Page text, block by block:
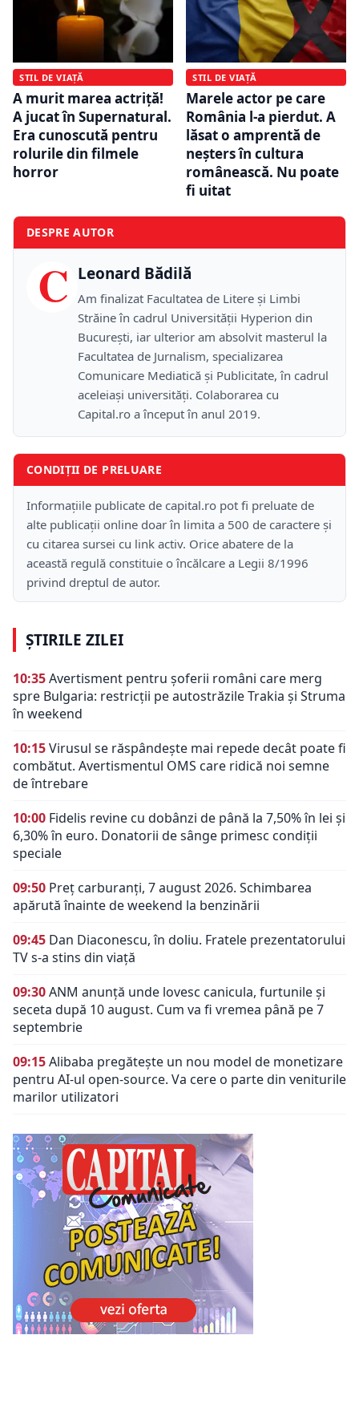
STIL DE VIAȚĂ
A murit marea actriță!
A jucat în Supernatural.
Era cunoscută pentru
rolurile din filmele
horror
STIL DE VIAȚĂ
Marele actor pe care
România l-a pierdut. A
lăsat o amprentă de
neșters în cultura
românească. Nu poate
fi uitat
DESPRE AUTOR
C Leonard Bădilă
Am finalizat Facultatea de Litere și Limbi
Străine în cadrul Universității Hyperion din
București, iar ulterior am absolvit masterul la
Facultatea de Jurnalism, specializarea
Comunicare Mediatică și Publicitate, în cadrul
aceleiași universități. Colaborarea cu
Capital.ro a început în anul 2019.
CONDIȚII DE PRELUARE
Informațiile publicate de capital.ro pot fi preluate de
alte publicații online doar în limita a 500 de caractere și
cu citarea sursei cu link activ. Orice abatere de la
această regulă constituie o încălcare a Legii 8/1996
privind dreptul de autor.
ȘTIRILE ZILEI
10:35Avertisment pentru șoferii români care merg
spre Bulgaria: restricții pe autostrăzile Trakia și Struma
în weekend
10:15Virusul se răspândește mai repede decât poate fi
combătut. Avertismentul OMS care ridică noi semne
de întrebare
10:00 Fidelis revine cu dobânzi de până la 7,50% în lei și
6,30% în euro. Donatorii de sânge primesc condiții
speciale
09:50 Preț carburanți, 7 august 2026. Schimbarea
apărută înainte de weekend la benzinării
09:45 Dan Diaconescu, în doliu. Fratele prezentatorului
TV s-a stins din viață
09:30ANM anunță unde lovesc canicula, furtunile și
seceta după 10 august. Cum va fi vremea până pe 7
septembrie
09:15Alibaba pregătește un nou model de monetizare
pentru AI-ul open-source. Va cere o parte din veniturile
marilor utilizatori